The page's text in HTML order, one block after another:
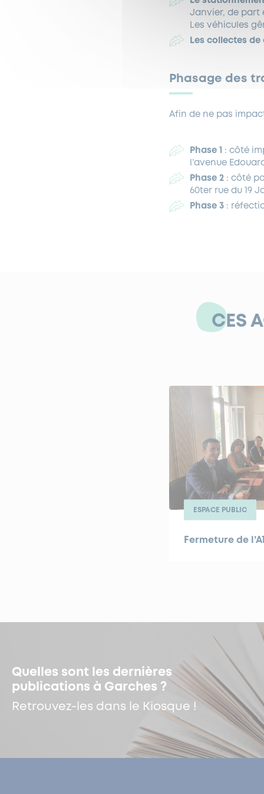
Janvier, de part
Les véhicules
Les collectes de
Phasage des
Afin de ne pas
Phase 1 : côté
l’avenue
Phase 2 : côté
60ter rue du 19
Phase 3 :
CES
ESPACE PUBLIC
Fermeture de
Quelles sont les dernières
publications à Garches ?
Retrouvez-les dans le Kiosque !